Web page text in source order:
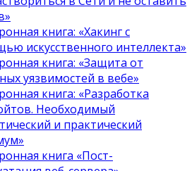
книга: «Хакинг с
искусственного интеллекта»
книга: «Защита от
уязвимостей в вебе»
книга: «Разработка
Необходимый
и практический
книга «Пост-